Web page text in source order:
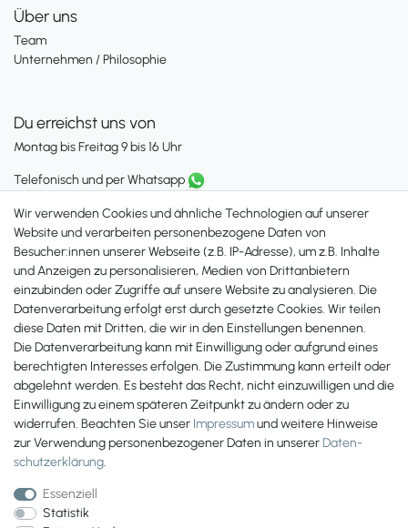
Über uns
Team
Unternehmen / Philosophie
Du erreichst uns von
Montag bis Freitag 9 bis 16 Uhr
Telefonisch und per Whatsapp
+49 561 287 907 84
Zahlungsmöglichkeiten
Wir verwenden Cookies und ähnliche Technologien auf unserer
Website und verarbeiten personenbezogene Daten von
Besucher:innen unserer Webseite (z.B. IP-Adresse), um z.B. Inhalte
und Anzeigen zu personalisieren, Medien von Drittanbietern
einzubinden oder Zugriffe auf unsere Website zu analysieren. Die
Datenverarbeitung erfolgt erst durch gesetzte Cookies. Wir teilen
diese Daten mit Dritten, die wir in den Einstellungen benennen.
Die Datenverarbeitung kann mit Einwilligung oder aufgrund eines
berechtigten Interesses erfolgen. Die Zustimmung kann erteilt oder
abgelehnt werden. Es besteht das Recht, nicht einzuwilligen und die
Einwilligung zu einem späteren Zeitpunkt zu ändern oder zu
widerrufen. Beachten Sie unser Impressumund weitere Hinweise
zur Verwendung personenbezogener Daten in unsererDaten­
schutz­erklärung.
Essenziell
Statistik